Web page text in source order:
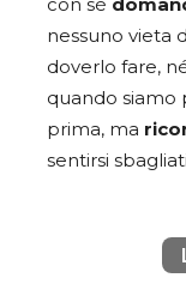
con sé
nessuno vieta
doverlo fare,
quando siamo
prima, ma
sentirsi